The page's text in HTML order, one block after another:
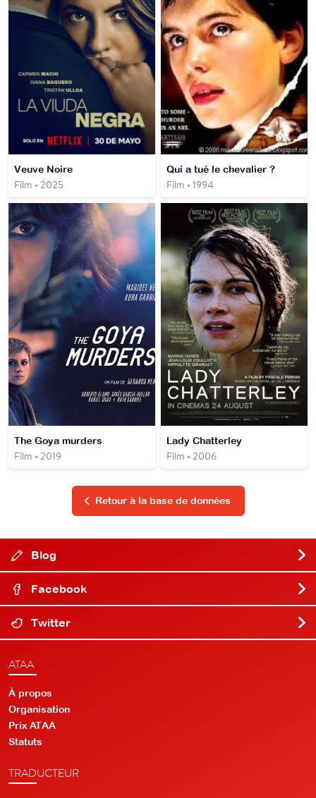
Veuve Noire
Film • 2025
Qui a tué le chevalier ?
Film • 1994
The Goya murders
Film • 2019
Lady Chatterley
Film • 2006
Retour à la base de données
Blog
Facebook
Twitter
ATAA
À propos
Organisation
Prix ATAA
Statuts
TRADUCTEUR